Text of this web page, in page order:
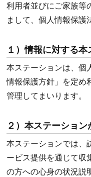
利用者並びにご家族等
まして、個人情報保護
１）情報に対する
本ステーションは、個
情報保護方針」を定め
管理してまいります。
２）本ステーショ
本ステーションでは、
ービス提供を通じて収
の方への心身の状況説